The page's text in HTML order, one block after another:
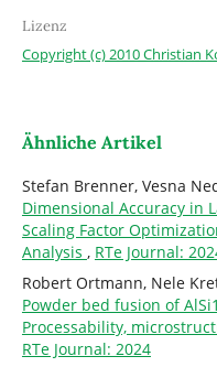
Lizenz
Copyright (c) 2010 Christian
Ähnliche Artikel
Stefan Brenner, Vesna
Dimensional Accuracy in
Scaling Factor
Analysis , RTe Journal:
Robert Ortmann, Nele
Powder bed fusion of
Processability,
RTe Journal: 2024